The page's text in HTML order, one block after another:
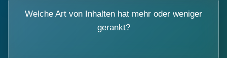
Welche Art von Inhalten hat mehr oder weniger
gerankt?